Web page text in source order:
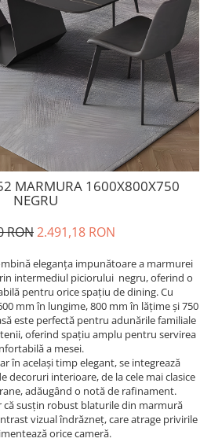
MARMURA 1600X800X750
NEGRU
RON2.491,18 RON
eleganța impunătoare a marmurei
intermediul piciorului negru, oferind o
pentru orice spațiu de dining. Cu
mm în lungime, 800 mm în lățime și 750
este perfectă pentru adunările familiale
oferind spațiu amplu pentru servirea
a mesei.
în același timp elegant, se integrează
decoruri interioare, de la cele mai clasice
adăugând o notă de rafinament.
că susțin robust blaturile din marmură
vizual îndrăzneț, care atrage privirile
orice cameră.